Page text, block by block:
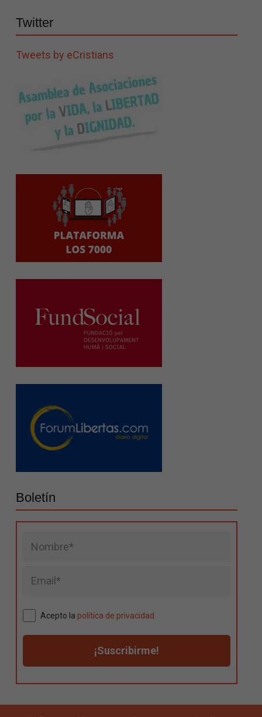
Twitter
Tweets by eCristians
Boletín
Acepto la política de privacidad